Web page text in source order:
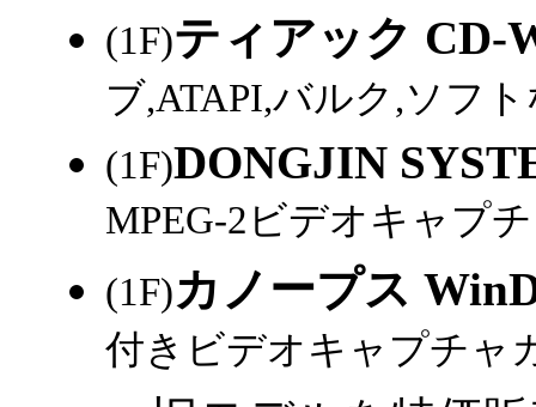
(1F)ティアック CD-
ブ,ATAPI,バルク,ソフ
(1F)DONGJIN
MPEG-2ビデオキャプ
(1F)カノープス
付きビデオキャプチャ